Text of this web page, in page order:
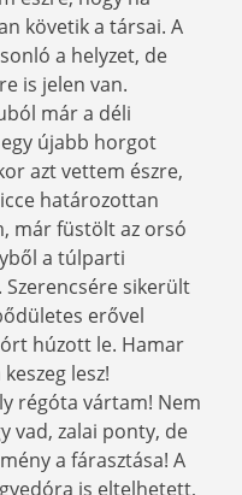
követik a társai. A
a helyzet, de
is jelen van.
már a déli
újabb horgot
azt vettem észre,
határozottan
már füstölt az orsó
a túlparti
Szerencsére sikerült
erővel
húzott le. Hamar
lesz!
régóta vártam! Nem
vad, zalai ponty, de
a fárasztása! A
is eltelhetett,